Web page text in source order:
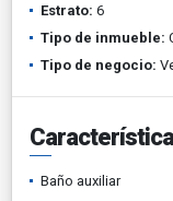
Estrato: 6
Tipo de inmueble:
Tipo de negocio:
Baño auxiliar